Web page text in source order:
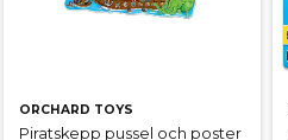
ORCHARD TOYS
Piratskepp pussel och poster